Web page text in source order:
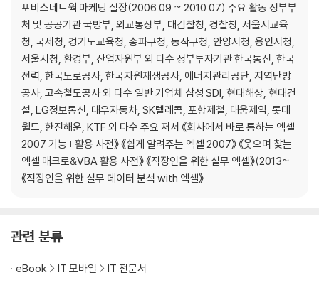
10 근속연수에 대한 휴가일수 구하기
11 원하는 순서대로 지역 데이터 정렬하기
12 다른 시트에 조건에 만족하는 데이터 추출하기
13 피벗 테이블의 레이아웃과 디자인 변경하기
14 시간 표시 막대로 2분기 데이터 필터링하기
15 일일 접수 현황을 꺽은선형 차트로 표시하기
포비스네트웍 마케팅 실장(2006.09 ~ 2010.07) 주요 활동 정부부
처 및 공공기관 국방부, 외교통상부, 대검찰청, 경찰청, 서울시교육
청, 국세청, 경기도교육청, 송파구청, 동작구청, 안양시청, 용인시청,
서울시청, 환경부, 산업자원부 외 다수 정부투자기관 한국통신, 한국
전력, 한국도로공사, 한국자원재생공사, 에너지관리공단, 지역난방
공사, 고속철도공사 외 다수 일반 기업체 삼성 SDI, 현대해상, 현대건
설, LG정보통신, 대우자동차, SK텔레콤, 포항제철, 대웅제약, 롯데
월드, 한진해운, KTF 외 다수 주요 저서 《회사에서 바로 통하는 엑셀
2007 기능+활용 사전》 《쉽게 알려주는 엑셀 2007》 《웃으며 찾는
엑셀 매크로&VBA 활용 사전》 《직장인을 위한 실무 엑셀》(2013~
《직장인을 위한 실무 데이터 분석 with 엑셀》
관련 분류
eBook IT 모바일 IT 전문서